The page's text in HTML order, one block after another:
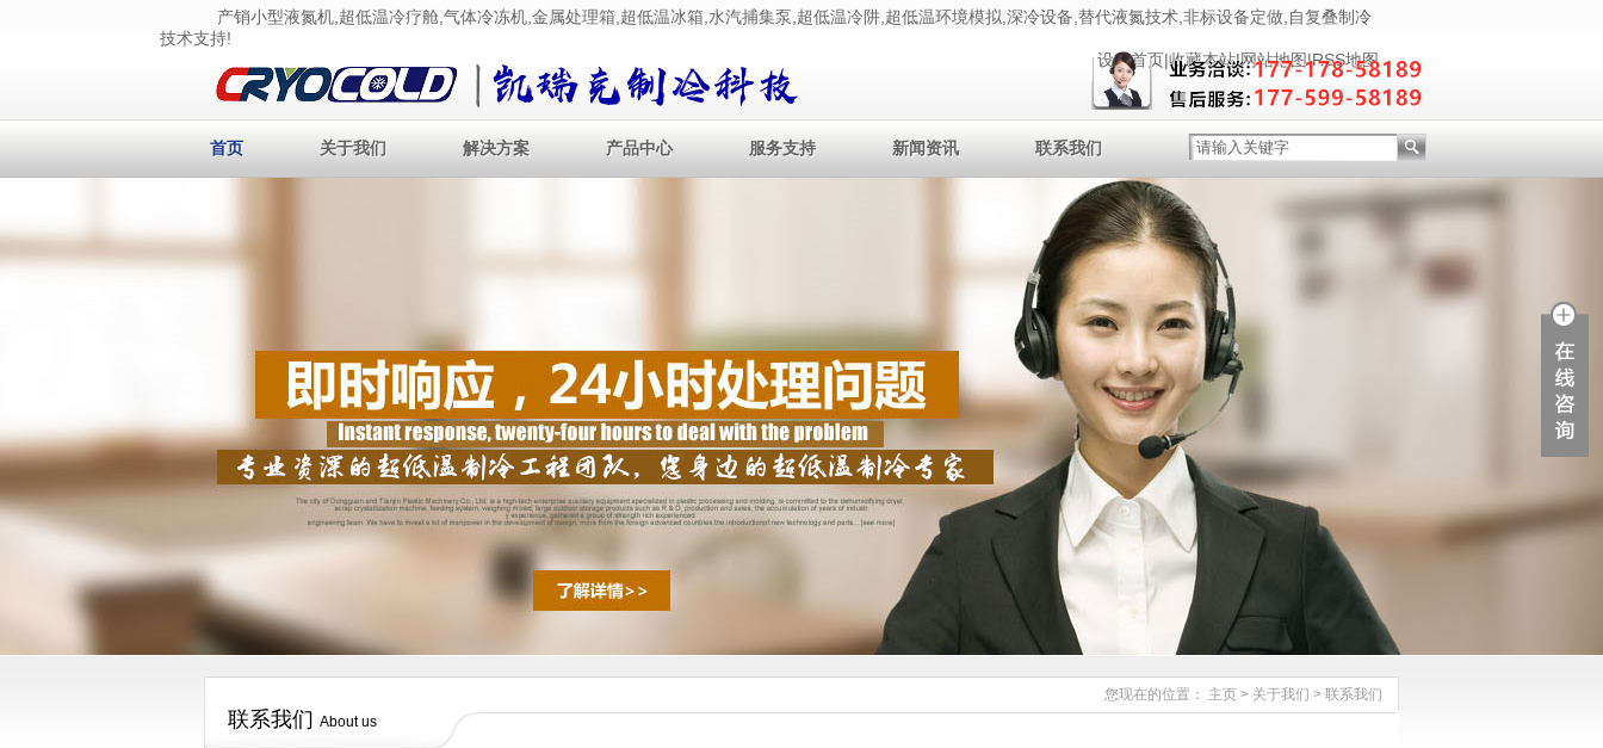
产销小型液氮机,超低温冷疗舱,气体冷冻机,金属处理箱,超低温冰箱,水汽捕集泵,超低温冷阱,超低温环境模拟,深冷设备,替代液氮技术,非标设备定做,自复叠制冷
技术支持!
RSS地图
网站地图|
收藏本站|
设为首页|
首页
首页 关于我们
关于我们 解决方案
解决方案 产品中心
产品中心 服务支持
服务支持 新闻资讯
新闻资讯 联系我们
联系我们
联系我们 About us
您现在的位置： 主页 > 关于我们 > 联系我们